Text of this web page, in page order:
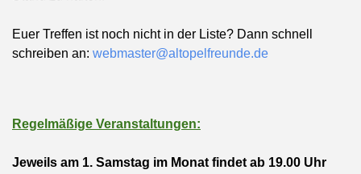
Euer Treffen ist noch nicht in der Liste? Dann schnell
schreiben an: webmaster@altopelfreunde.de
Regelmäßige Veranstaltungen:
Jeweils am 1. Samstag im Monat findet ab 19.00 Uhr